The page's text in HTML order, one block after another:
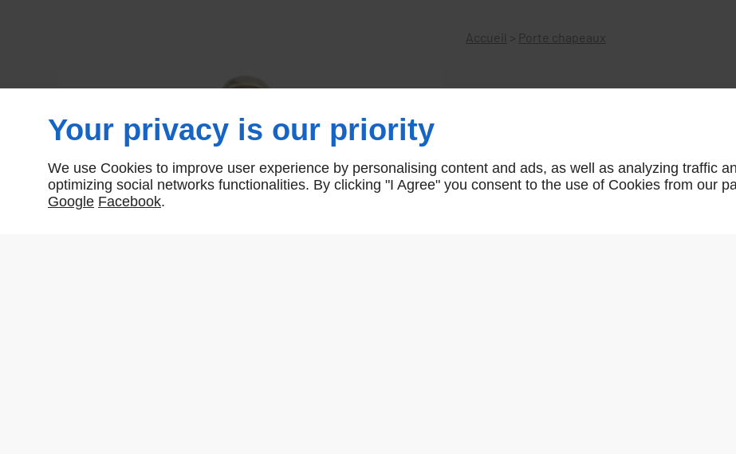
Accueil > Porte chapeaux
Your privacy is our priority
We use Cookies to improve user experience by personalising content and ads, as well as analyzing traffic
optimizing social networks functionalities. By clicking "I Agree" you consent to the use of Cookies from our
Google Facebook.